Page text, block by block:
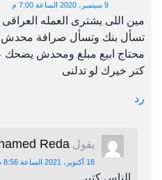
9 سبتمبر، 2020 الساعة 7:00 م
مين اللى يشترى العمله العراقى
تسأل بنك وتسأل صرافة محدش
محتاج ابيع مبلغ ومحدش يضحك
كتر خيرك لو تدلنى
رد
يقول Reda
18 أكتوبر، 2021 الساعة 8:56 ص
الناس كتير